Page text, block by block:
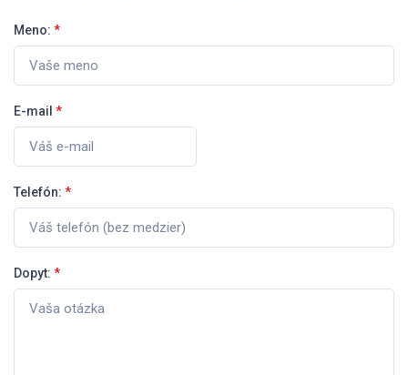
Meno: *
E-mail *
Telefón: *
Dopyt: *